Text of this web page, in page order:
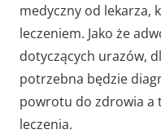
medyczny od lekarza,
leczeniem. Jako że
dotyczących urazów,
potrzebna będzie
powrotu do zdrowia a
leczenia.